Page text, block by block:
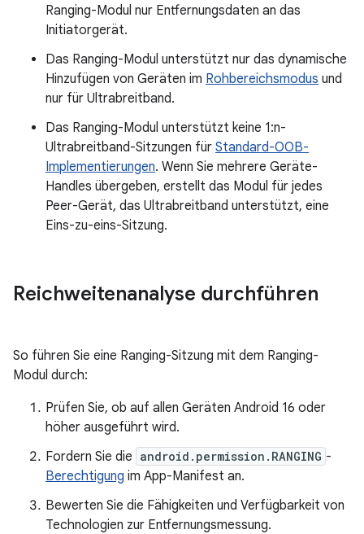
Ranging-Modul nur Entfernungsdaten an das
Initiatorgerät.
Das Ranging-Modul unterstützt nur das dynamische
Hinzufügen von Geräten im Rohbereichsmodus und
nur für Ultrabreitband.
Das Ranging-Modul unterstützt keine 1:n-
Ultrabreitband-Sitzungen für Standard-OOB-
Implementierungen. Wenn Sie mehrere Geräte-
Handles übergeben, erstellt das Modul für jedes
Peer-Gerät, das Ultrabreitband unterstützt, eine
Eins-zu-eins-Sitzung.
Reichweitenanalyse durchführen
So führen Sie eine Ranging-Sitzung mit dem Ranging-
Modul durch:
Prüfen Sie, ob auf allen Geräten Android 16 oder
höher ausgeführt wird.
Fordern Sie die android.permission.RANGING -
Berechtigung im App-Manifest an.
Bewerten Sie die Fähigkeiten und Verfügbarkeit von
Technologien zur Entfernungsmessung.